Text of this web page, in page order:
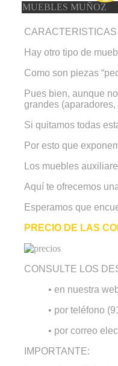
MUEBLES MUÑOZ
Hay otro tipo de
Como son piezas
Pues bien, aunque
grandes
Si quitamos todas
Por esto que
Los muebles
Aquí te ofrecemos
Esperamos que
PRECIO DE LAS
CONSULTE LOS
• en nuestra
• por teléfono
• por correo
IMPORTANTE: